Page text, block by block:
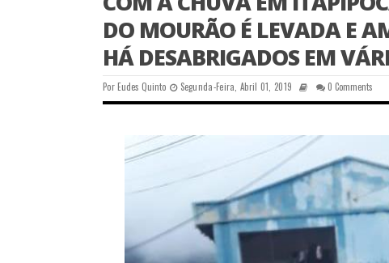
DO MOURÃO É LEVADA E
HÁ DESABRIGADOS EM
PorEudes Quinto Segunda-Feira, Abril 01, 2019 0 Comments